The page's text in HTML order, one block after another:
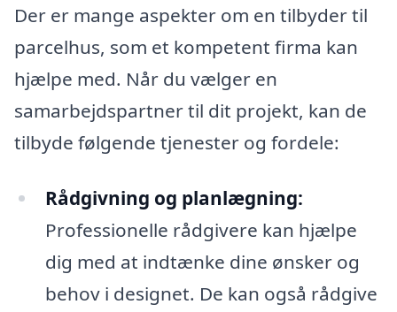
Der er mange aspekter om en tilbyder til
parcelhus, som et kompetent firma kan
hjælpe med. Når du vælger en
samarbejdspartner til dit projekt, kan de
tilbyde følgende tjenester og fordele:
Rådgivning og planlægning:
Professionelle rådgivere kan hjælpe
dig med at indtænke dine ønsker og
behov i designet. De kan også rådgive